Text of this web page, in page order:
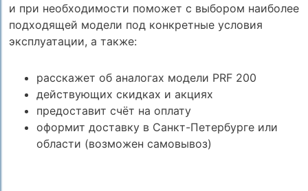
и при необходимости поможет с выбором наиболее
подходящей модели под конкретные условия
эксплуатации, а также:
расскажет об аналогах модели PRF 200
действующих скидках и акциях
предоставит счёт на оплату
оформит доставку в Санкт-Петербурге или
области (возможен самовывоз)